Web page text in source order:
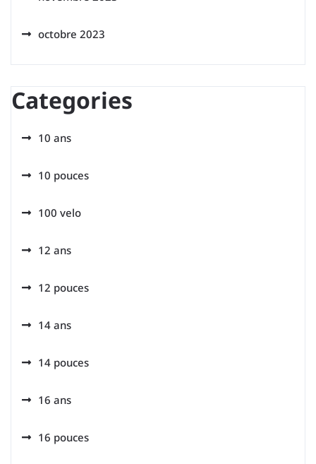
octobre 2023
Categories
10 ans
10 pouces
100 velo
12 ans
12 pouces
14 ans
14 pouces
16 ans
16 pouces